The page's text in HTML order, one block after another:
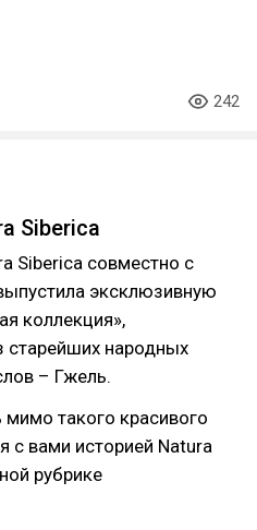
242
Siberica
Siberica совместно с
эксклюзивную
коллекция»,
старейших народных
– Гжель.
такого красивого
с вами историей Natura
рубрике